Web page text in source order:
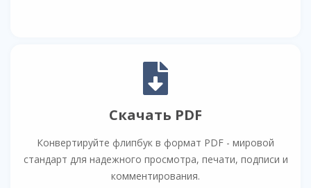
Скачать PDF
Конвертируйте флипбук в формат PDF - мировой
стандарт для надежного просмотра, печати, подписи и
комментирования.